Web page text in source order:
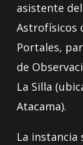
asistente
Astrofísicos
Portales,
de
La Silla
Atacama).
La instancia